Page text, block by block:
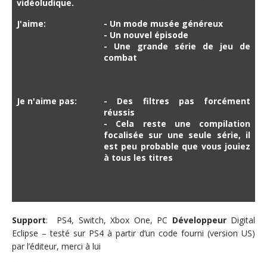
vidéoludique.
J'aime:
- Un mode musée généreux
- Un nouvel épisode
- Une grande série de jeu de
combat
Je n'aime pas:
- Des filtres pas forcément
réussis
- Cela reste une compilation
focalisée sur une seule série, il
est peu probable que vous jouiez
à tous les titres
Support: PS4, Switch, Xbox One, PC Développeur Digital
Eclipse – testé sur PS4 à partir d’un code fourni (version US)
par l’éditeur, merci à lui